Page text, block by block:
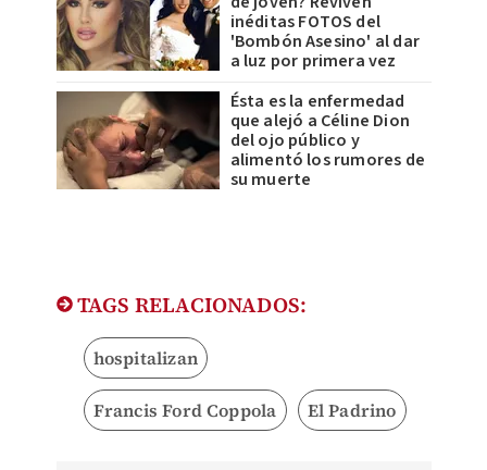
inéditas FOTOS del
'Bombón Asesino' al dar
a luz por primera vez
Ésta es la enfermedad
que alejó a Céline Dion
del ojo público y
alimentó los rumores de
su muerte
TAGS RELACIONADOS:
hospitalizan
Francis Ford Coppola El Padrino